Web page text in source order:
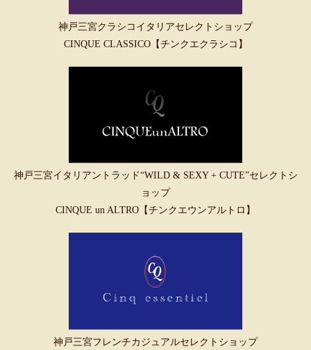
神戸三宮クラシコイタリアセレクトショップ
CINQUE CLASSICO【チンクエクラシコ】
神戸三宮イタリアントラッド“WILD & SEXY + CUTE”セレクトシ
ョップ
CINQUE un ALTRO【チンクエウンアルトロ】
神戸三宮フレンチカジュアルセレクトショップ